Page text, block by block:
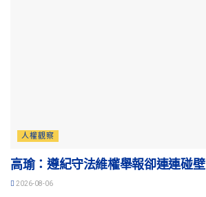
人權觀察
高瑜：遵紀守法維權舉報卻連連碰壁
2026-08-06